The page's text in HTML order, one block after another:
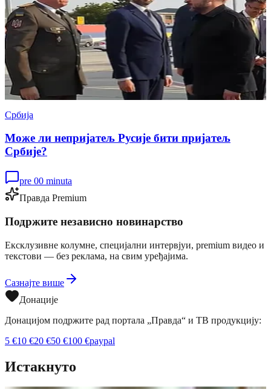
Србија
Може ли непријатељ Русије бити пријатељ
Србије?
pre 00 minuta
Правда Premium
Подржите независно новинарство
Ексклузивне колумне, специјални интервјуи, premium видео и
текстови — без реклама, на свим уређајима.
Сазнајте више
Донације
Донацијом подржите рад портала „Правда“ и ТВ продукцију:
5 €10 €20 €50 €100 €paypal
Истакнуто